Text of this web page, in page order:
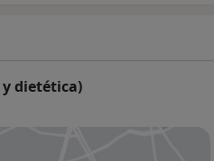
y dietética)